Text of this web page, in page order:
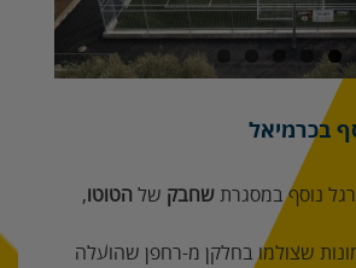
בכרמיאל
נוסף במסגרת שחבק של הטוטו,
שצולמו בחלקן מ-רחפן שהועלה